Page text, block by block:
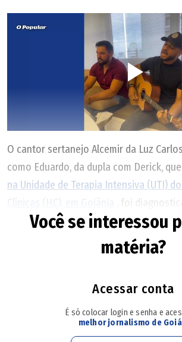
das 8h às 17h
Local: Museu Frei Confaloni (antiga
O cantor sertanejo Alcemir da Luz
como Eduardo, da dupla com Derick, que
na Unidade de Terapia Intensiva (UTI)
Clínicas (HC), em Goiânia
, foi
promielocítica(entenda sobre a
comunicado publicado nas redes
pediu doações de sangue de qualquer
transfusões de sangue. Por isso,
o apoio de amigos, fãs, familiares e
Você se interessou
matéria?
Acessar conta
É só colocar login e senha e
melhor jornalismo de